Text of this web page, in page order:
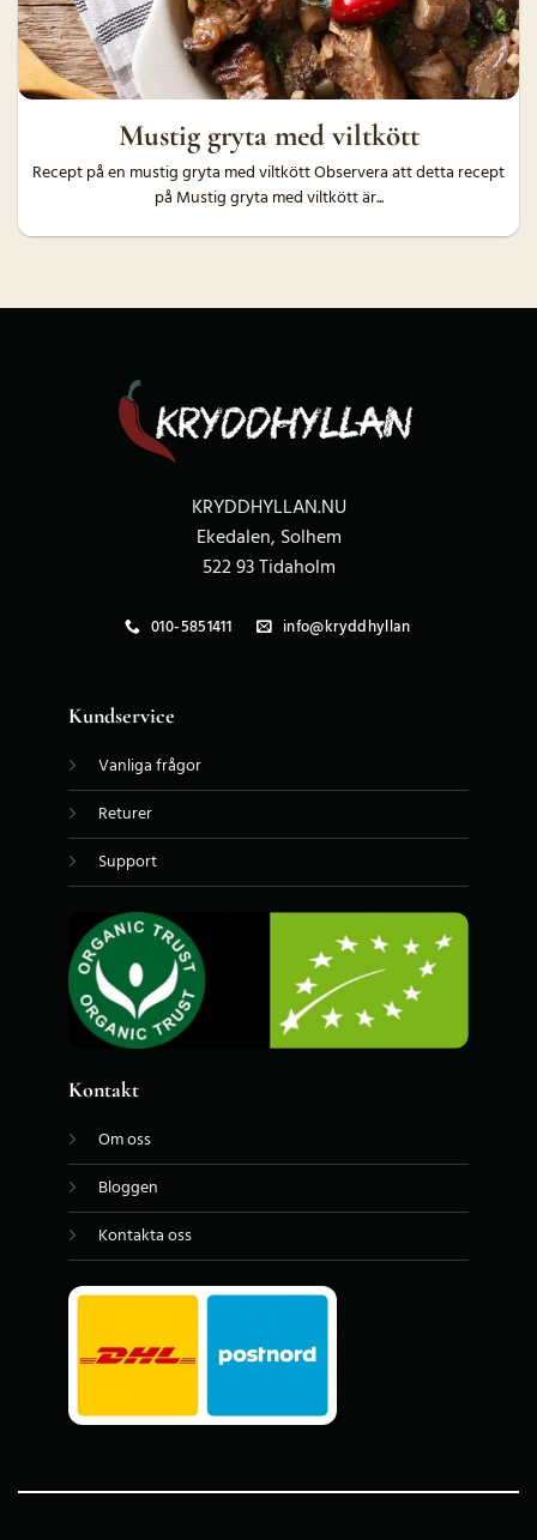
Mustig gryta med viltkött
Recept på en mustig gryta med viltkött Observera att detta recept
på Mustig gryta med viltkött är...
KRYDDHYLLAN.NU
Ekedalen, Solhem
522 93 Tidaholm
010-5851411 info@kryddhyllan
Kundservice
Vanliga frågor
Returer
Support
Kontakt
Om oss
Bloggen
Kontakta oss